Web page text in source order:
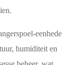
eenhede
humiditeit en